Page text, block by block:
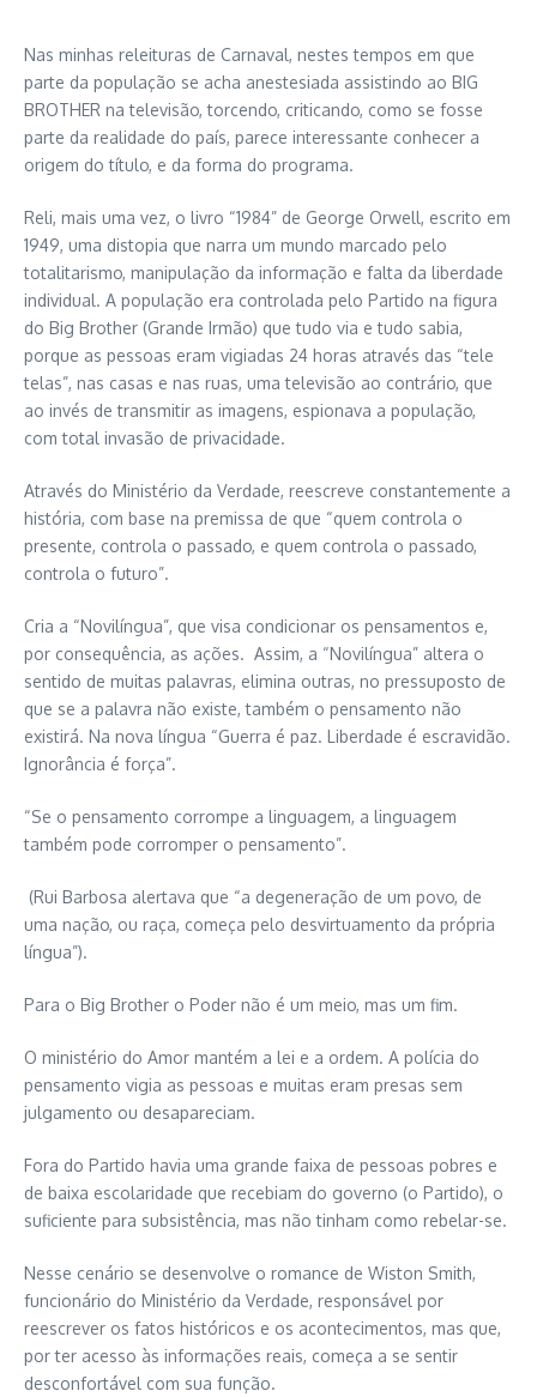
Nas minhas releituras de Carnaval, nestes tempos em que
parte da população se acha anestesiada assistindo ao BIG
BROTHER na televisão, torcendo, criticando, como se fosse
parte da realidade do país, parece interessante conhecer a
origem do título, e da forma do programa.
Reli, mais uma vez, o livro “1984” de George Orwell, escrito em
1949, uma distopia que narra um mundo marcado pelo
totalitarismo, manipulação da informação e falta da liberdade
individual. A população era controlada pelo Partido na figura
do Big Brother (Grande Irmão) que tudo via e tudo sabia,
porque as pessoas eram vigiadas 24 horas através das “tele
telas”, nas casas e nas ruas, uma televisão ao contrário, que
ao invés de transmitir as imagens, espionava a população,
com total invasão de privacidade.
Através do Ministério da Verdade, reescreve constantemente a
história, com base na premissa de que “quem controla o
presente, controla o passado, e quem controla o passado,
controla o futuro”.
Cria a “Novilíngua”, que visa condicionar os pensamentos e,
por consequência, as ações. Assim, a “Novilíngua” altera o
sentido de muitas palavras, elimina outras, no pressuposto de
que se a palavra não existe, também o pensamento não
existirá. Na nova língua “Guerra é paz. Liberdade é escravidão.
Ignorância é força”.
“Se o pensamento corrompe a linguagem, a linguagem
também pode corromper o pensamento”.
(Rui Barbosa alertava que “a degeneração de um povo, de
uma nação, ou raça, começa pelo desvirtuamento da própria
língua”).
Para o Big Brother o Poder não é um meio, mas um fim.
O ministério do Amor mantém a lei e a ordem. A polícia do
pensamento vigia as pessoas e muitas eram presas sem
julgamento ou desapareciam.
Fora do Partido havia uma grande faixa de pessoas pobres e
de baixa escolaridade que recebiam do governo (o Partido), o
suficiente para subsistência, mas não tinham como rebelar-se.
Nesse cenário se desenvolve o romance de Wiston Smith,
funcionário do Ministério da Verdade, responsável por
reescrever os fatos históricos e os acontecimentos, mas que,
por ter acesso às informações reais, começa a se sentir
desconfortável com sua função.